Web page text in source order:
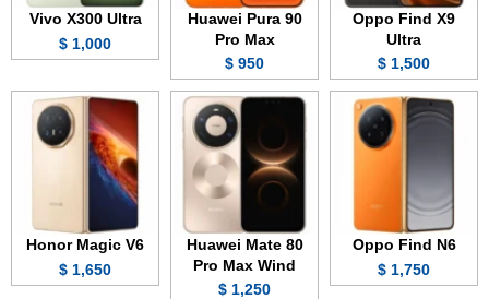
Oppo Find X9
Ultra
1,500 $
Huawei Pura 90
Pro Max
950 $
Vivo X300 Ultra
1,000 $
Oppo Find N6
1,750 $
Huawei Mate 80
Pro Max Wind
1,250 $
Honor Magic V6
1,650 $